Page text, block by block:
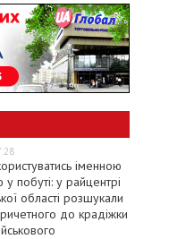
іменною
побуті: у райцентрі
області розшукали
до крадіжки